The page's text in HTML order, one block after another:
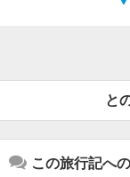
と
この旅行記へ